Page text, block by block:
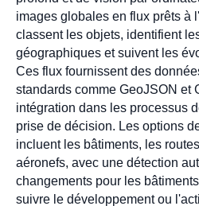
images globales en flux prêts à
classent les objets, identifient
géographiques et suivent les
Ces flux fournissent des
standards comme GeoJSON et
intégration dans les processus
prise de décision. Les options
incluent les bâtiments, les
aéronefs, avec une détection
changements pour les
suivre le développement ou